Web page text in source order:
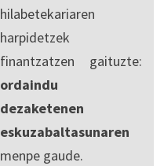
hilabetekariaren
harpidetzek
finantzatzen gaituzte:
ordaindu
dezaketenen
eskuzabaltasunaren
menpe gaude.